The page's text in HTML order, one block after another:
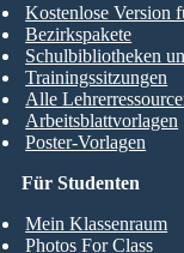
Für Studenten
Mein Klassenraum
Photos For Class
Kostenlose Version
Bezirkspakete
Schulbibliotheken
Trainingssitzungen
Alle
Arbeitsblattvorlagen
Poster-Vorlagen